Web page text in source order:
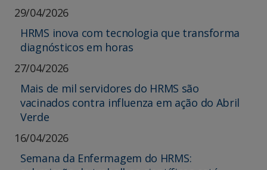
29/04/2026
HRMS inova com tecnologia que transforma
diagnósticos em horas
27/04/2026
Mais de mil servidores do HRMS são
vacinados contra influenza em ação do Abril
Verde
16/04/2026
Semana da Enfermagem do HRMS: